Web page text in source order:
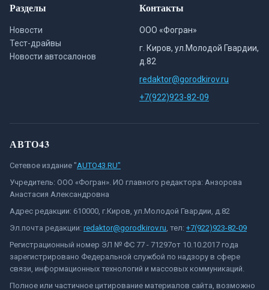
Разделы
Новости
Тест-драйвы
Новости автосалонов
Контакты
ООО «Фогран»
г. Киров, ул.Молодой Гвардии,
д.82
redaktor@gorodkirov.ru
+7(922)923-82-09
АВТО43
Сетевое издание "AUTO43.RU"
Учредитель: ООО «Фогран». ИО главного редактора: Анзорова
Анастасия Александровна
Адрес редакции: 610000, г.Киров, ул.Молодой Гвардии, д.82
Эл.почта редакции: redaktor@gorodkirov.ru, тел: +7(922)923-82-09
Регистрационный номер ЭЛ № ФС 77 - 71297от 10.10.2017 года
зарегистрировано Федеральной службой по надзору в сфере
связи, информационных технологий и массовых коммуникаций.
Полное или частичное цитирование материалов сайта, возможно